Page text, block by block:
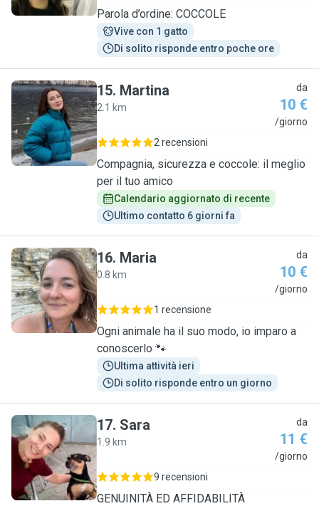
Parola d’ordine: COCCOLE
Vive con 1 gatto
Di solito risponde entro poche ore
M
15. Martina
2.1 km
da
10 €
/giorno
2 recensioni
Compagnia, sicurezza e coccole: il meglio
per il tuo amico
Calendario aggiornato di recente
Ultimo contatto 6 giorni fa
M
16. Maria
0.8 km
da
10 €
/giorno
1 recensione
Ogni animale ha il suo modo, io imparo a
conoscerlo 🐾
Ultima attività ieri
Di solito risponde entro un giorno
S
17. Sara
1.9 km
da
11 €
/giorno
9 recensioni
GENUINITÀ ED AFFIDABILITÀ